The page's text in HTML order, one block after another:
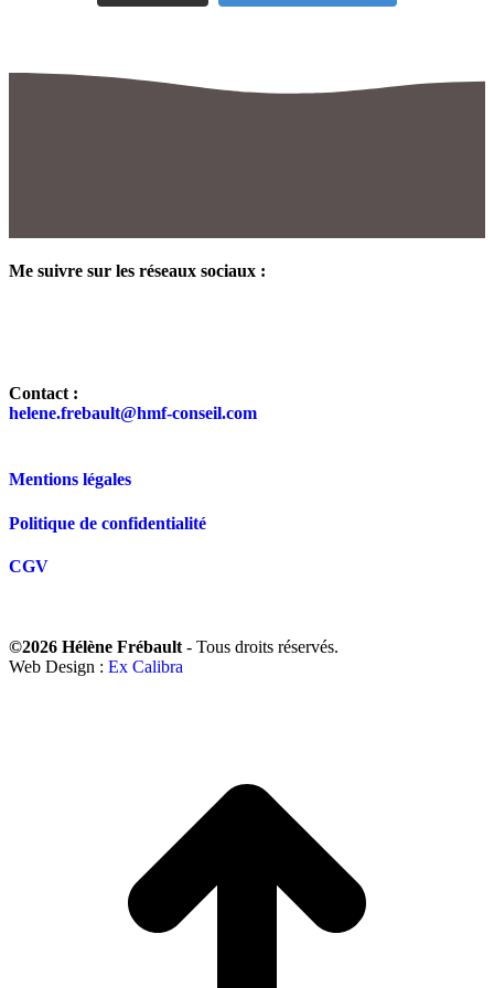
Me suivre sur les réseaux sociaux :
Contact :
helene.frebault@hmf-conseil.com
Mentions légales
Politique de confidentialité
CGV
©2026 Hélène Frébault - Tous droits réservés.
Web Design : Ex Calibra